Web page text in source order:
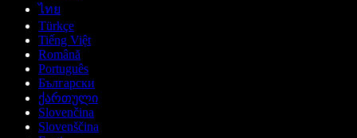
ไทย
Türkçe
Tiếng Việt
Română
Português
Български
ქართული
Slovenčina
Slovenščina